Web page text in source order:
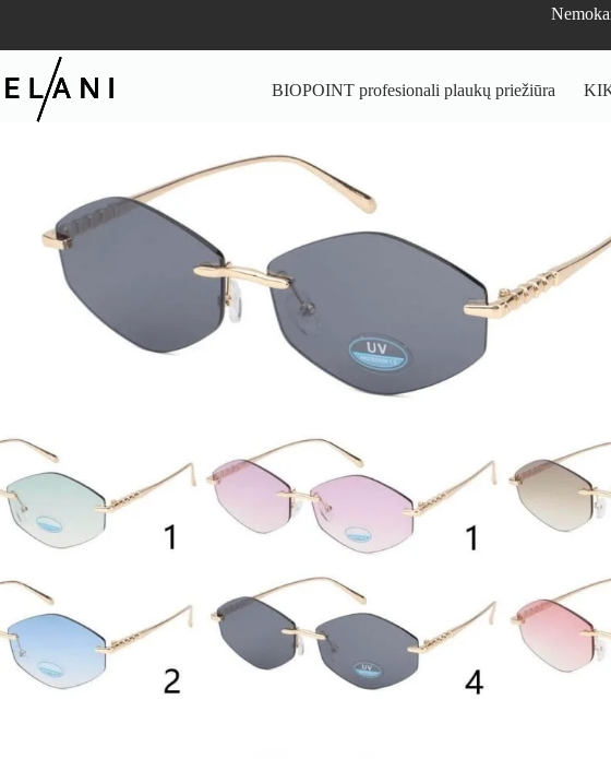
content
BIOPOINT profesionali plaukų priežiūra